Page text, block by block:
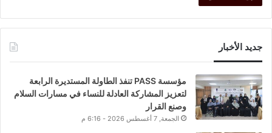
جديد الأخبار
مؤسسة PASS تنفذ الطاولة المستديرة الرابعة
لتعزيز المشاركة العادلة للنساء في مسارات السلام
وصنع القرار
الجمعة, 7 أغسطس 2026 - 6:16 م